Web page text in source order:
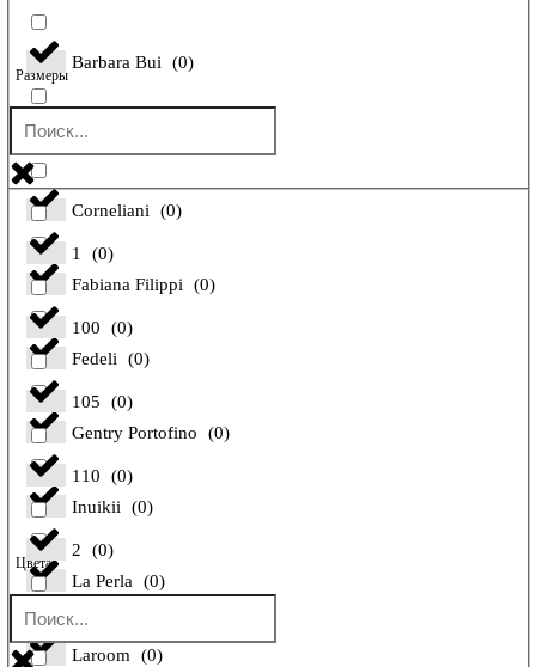
Barbara Bui (0)
Bilancioni
Corneliani (0)
Fabiana Filippi (0)
Fedeli (0)
Gentry Portofino (0)
Inuikii (0)
La Perla (0)
Laroom (0)
Размеры
1 (0)
100 (0)
105 (0)
110 (0)
2 (0)
26
Цвета